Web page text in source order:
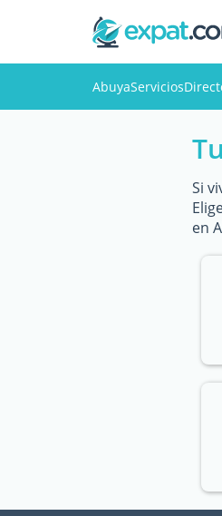
AbuyaServicios
Si
en